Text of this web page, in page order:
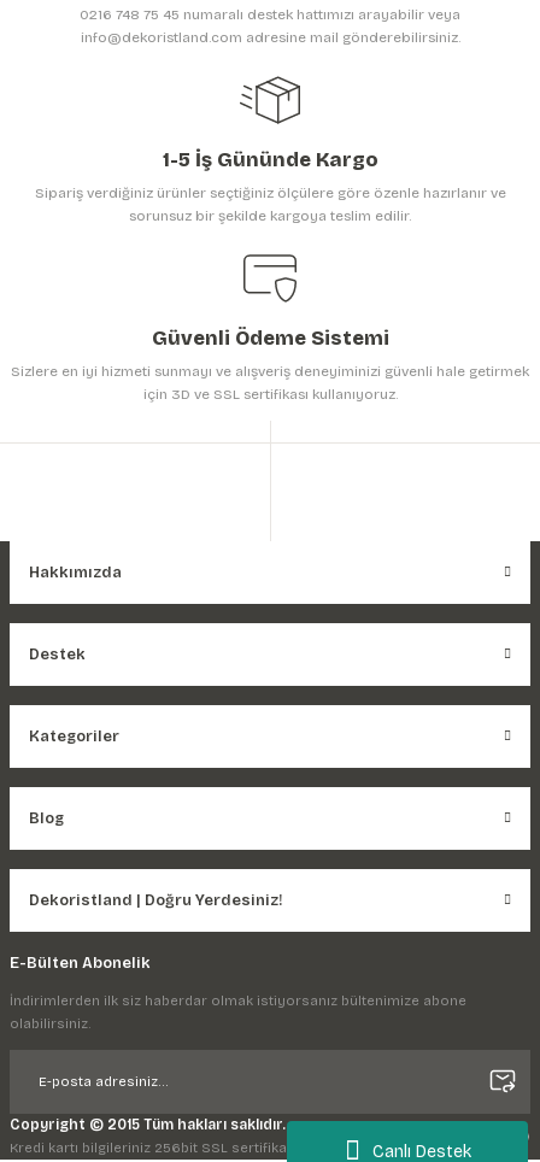
Canlı Destek
Gönder
0216 748 75 45 numaralı destek hattımızı arayabilir veya
info@dekoristland.com adresine mail gönderebilirsiniz.
1-5 İş Gününde Kargo
Sipariş verdiğiniz ürünler seçtiğiniz ölçülere göre özenle hazırlanır ve
sorunsuz bir şekilde kargoya teslim edilir.
Güvenli Ödeme Sistemi
Sizlere en iyi hizmeti sunmayı ve alışveriş deneyiminizi güvenli hale getirmek
için 3D ve SSL sertifikası kullanıyoruz.
Hakkımızda
Destek
Kategoriler
Blog
Dekoristland | Doğru Yerdesiniz!
E-Bülten Abonelik
İndirimlerden ilk siz haberdar olmak istiyorsanız bültenimize abone
olabilirsiniz.
Copyright © 2015 Tüm hakları saklıdır.
Kredi kartı bilgileriniz 256bit SSL sertifikası ile korunmaktadır.